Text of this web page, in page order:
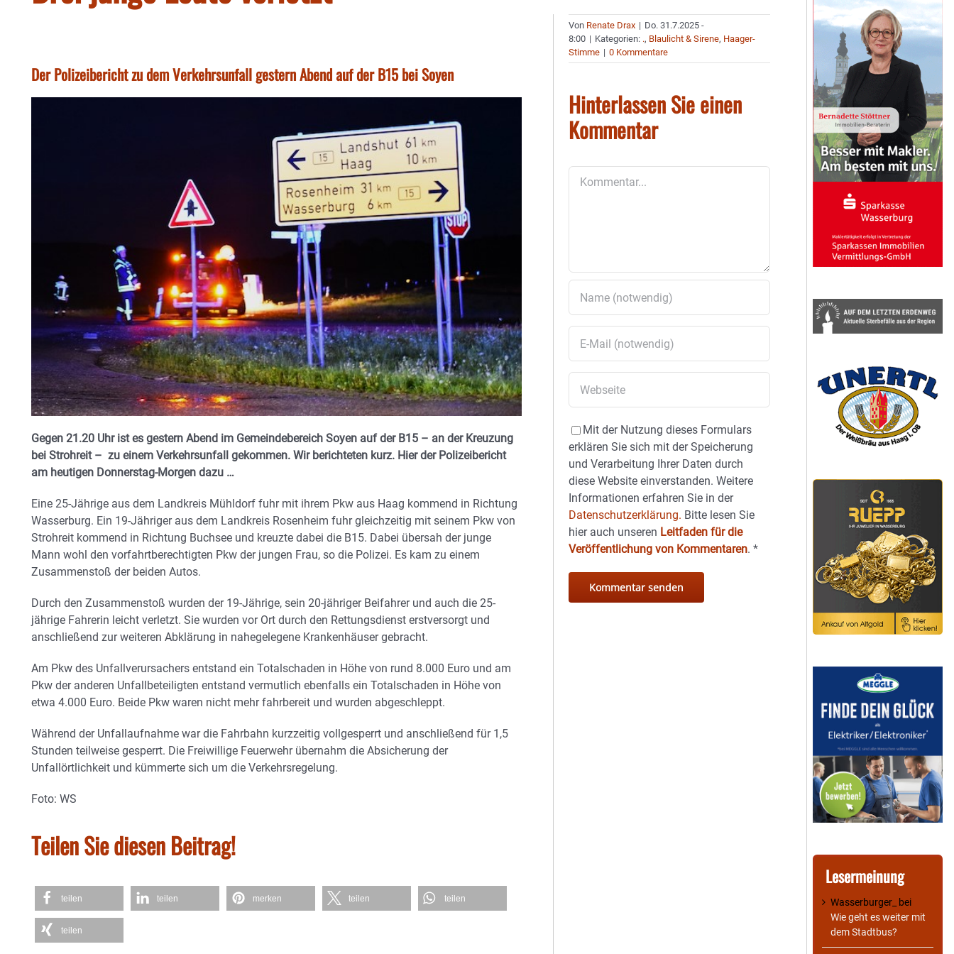
Der Polizeibericht zu dem Verkehrsunfall gestern Abend auf der B15 bei Soyen
Gegen 21.20 Uhr ist es gestern Abend im Gemeindebereich Soyen auf der B15 – an der Kreuzung
bei Strohreit – zu einem Verkehrsunfall gekommen. Wir berichteten kurz. Hier der Polizeibericht
am heutigen Donnerstag-Morgen dazu …
Eine 25-Jährige aus dem Landkreis Mühldorf fuhr mit ihrem Pkw aus Haag kommend in Richtung
Wasserburg. Ein 19-Jähriger aus dem Landkreis Rosenheim fuhr gleichzeitig mit seinem Pkw von
Strohreit kommend in Richtung Buchsee und kreuzte dabei die B15. Dabei übersah der junge
Mann wohl den vorfahrtberechtigten Pkw der jungen Frau, so die Polizei. Es kam zu einem
Zusammenstoß der beiden Autos.
Durch den Zusammenstoß wurden der 19-Jährige, sein 20-jähriger Beifahrer und auch die 25-
jährige Fahrerin leicht verletzt. Sie wurden vor Ort durch den Rettungsdienst erstversorgt und
anschließend zur weiteren Abklärung in nahegelegene Krankenhäuser gebracht.
Am Pkw des Unfallverursachers entstand ein Totalschaden in Höhe von rund 8.000 Euro und am
Pkw der anderen Unfallbeteiligten entstand vermutlich ebenfalls ein Totalschaden in Höhe von
etwa 4.000 Euro. Beide Pkw waren nicht mehr fahrbereit und wurden abgeschleppt.
Während der Unfallaufnahme war die Fahrbahn kurzzeitig vollgesperrt und anschließend für 1,5
Stunden teilweise gesperrt. Die Freiwillige Feuerwehr übernahm die Absicherung der
Unfallörtlichkeit und kümmerte sich um die Verkehrsregelung.
Foto: WS
Teilen Sie diesen Beitrag!
teilen teilen merken teilen teilen
teilen
Von Renate Drax | Do. 31.7.2025 -
8:00 | Kategorien: ., Blaulicht & Sirene, Haager-
Stimme | 0 Kommentare
Hinterlassen Sie einen
Kommentar
Mit der Nutzung dieses Formulars
erklären Sie sich mit der Speicherung
und Verarbeitung Ihrer Daten durch
diese Website einverstanden. Weitere
Informationen erfahren Sie in der
Datenschutzerklärung. Bitte lesen Sie
hier auch unseren Leitfaden für die
Veröffentlichung von Kommentaren.*
Lesermeinung
Wasserburger_
bei
Wie geht es weiter mit
dem Stadtbus?